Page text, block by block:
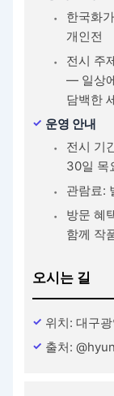
한국화
개인전
전시 주
— 일상
담백한
운영 안내
전시 기
30일 목
관람료:
방문 혜
함께 작
오시는 길
위치: 대구
출처: